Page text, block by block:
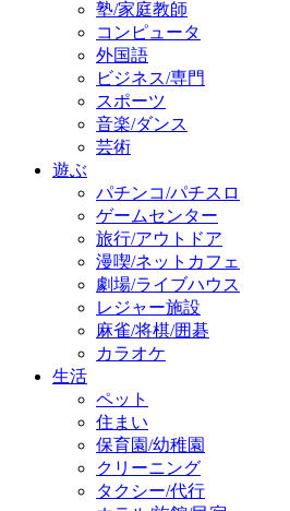
塾/家庭教師
コンピュータ
外国語
ビジネス/専門
スポーツ
音楽/ダンス
芸術
遊ぶ
パチンコ/パチスロ
ゲームセンター
旅行/アウトドア
漫喫/ネットカフェ
劇場/ライブハウス
レジャー施設
麻雀/将棋/囲碁
カラオケ
生活
ペット
住まい
保育園/幼稚園
クリーニング
タクシー/代行